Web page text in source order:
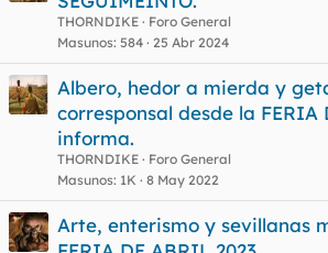
THORNDIKE
Foro General
Masunos 584 25 Abr 2024
Albero, hedor a mierda y
corresponsal desde la FERIA
informa.
THORNDIKE
Foro General
Masunos 1K 8 May 2022
Arte, enterismo y sevillanas